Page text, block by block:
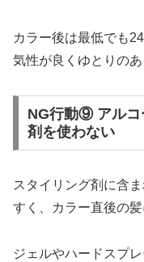
カラー後は最低でも
気性が良くゆとりの
NG行動⑨ アルコ
剤を使わない
スタイリング剤に含
すく、カラー直後の
ジェルやハードスプ